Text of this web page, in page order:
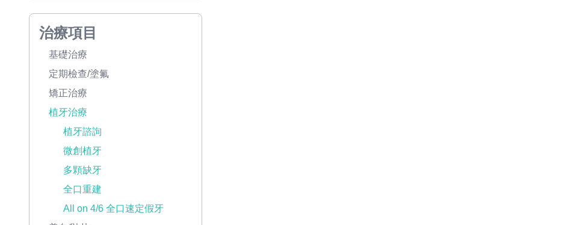
治療項目
基礎治療
定期檢查/塗氟
矯正治療
植牙治療
植牙諮詢
微創植牙
多顆缺牙
全口重建
All on 4/6 全口速定假牙